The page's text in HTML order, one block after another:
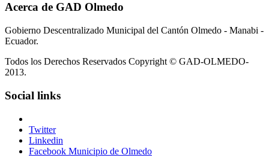
Acerca de GAD Olmedo
Gobierno Descentralizado Municipal del Cantón Olmedo - Manabi -
Ecuador.
Todos los Derechos Reservados Copyright © GAD-OLMEDO-
2013.
Social links
Twitter
Linkedin
Facebook Municipio de Olmedo